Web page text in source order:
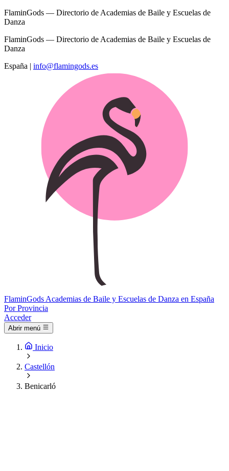
FlaminGods — Directorio de Academias de Baile y Escuelas de
Danza
FlaminGods — Directorio de Academias de Baile y Escuelas de
Danza
España | info@flamingods.es
FlaminGods Academias de Baile y Escuelas de Danza en España
Por Provincia
Acceder
Abrir menú
Inicio
Castellón
Benicarló